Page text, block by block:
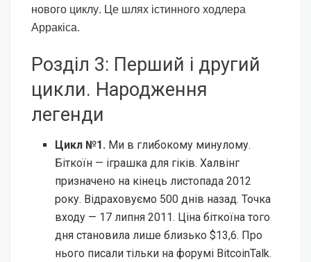
нового циклу. Це шлях істинного ходлера
Арракіса.
Розділ 3: Перший і другий
цикли. Народження
легенди
Цикл №1. Ми в глибокому минулому.
Біткоїн — іграшка для гіків. Халвінг
призначено на кінець листопада 2012
року. Відраховуємо 500 днів назад. Точка
входу — 17 липня 2011. Ціна біткоїна того
дня становила лише близько $13,6. Про
нього писали тільки на форумі BitcoinTalk.